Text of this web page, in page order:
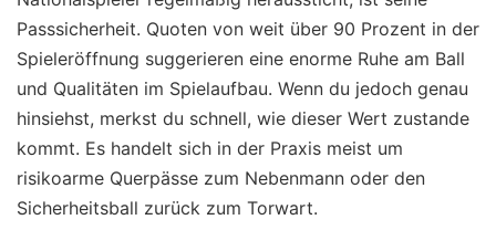
Passsicherheit. Quoten von weit über 90 Prozent in der
Spieleröffnung suggerieren eine enorme Ruhe am Ball
und Qualitäten im Spielaufbau. Wenn du jedoch genau
hinsiehst, merkst du schnell, wie dieser Wert zustande
kommt. Es handelt sich in der Praxis meist um
risikoarme Querpässe zum Nebenmann oder den
Sicherheitsball zurück zum Torwart.